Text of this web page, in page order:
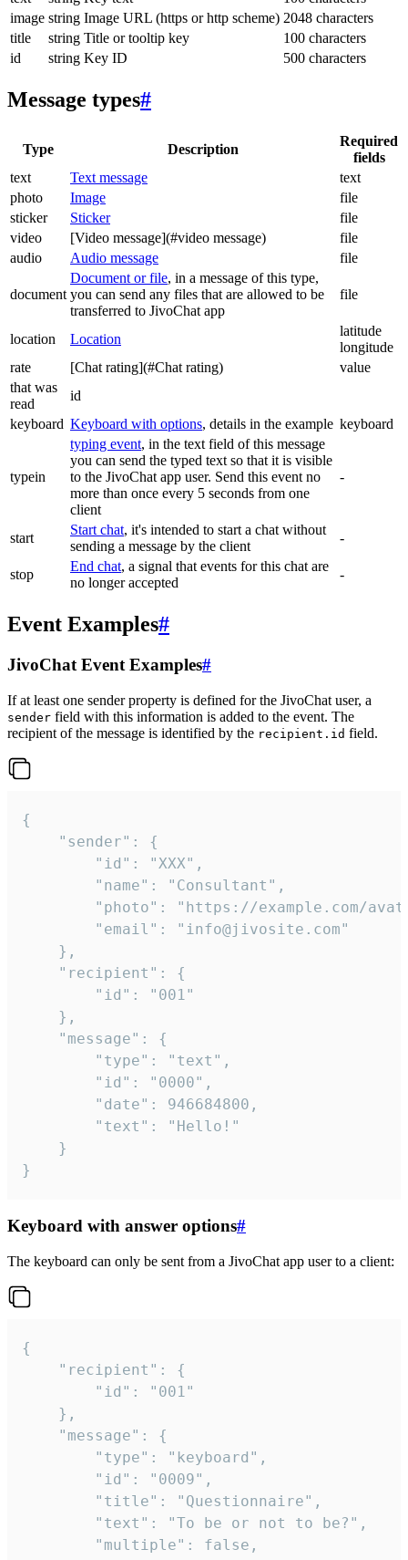
image string Image URL (https or http scheme) 2048 characters
title
string Title or tooltip key
100 characters
id
string Key ID 500 characters
Message types#
Type Description
Required
fields
text
Text message
text
photo
Image
file
sticker
Sticker
file
video
[Video message](#video message)
file
audio
Audio message file
document
Document or file, in a message of this type,
you can send any files that are allowed to be
transferred to JivoChat app
file
location Location
latitude
longitude
rate
[Chat rating](#Chat rating)
value
that was
read
id
keyboard Keyboard with options, details in the example keyboard
typein
typing event, in the text field of this message
you can send the typed text so that it is visible
to the JivoChat app user. Send this event no
more than once every 5 seconds from one
client
-
start
Start chat, it's intended to start a chat without
sending a message by the client
-
stop
End chat, a signal that events for this chat are
no longer accepted
-
Event Examples#
JivoChat Event Examples#
If at least one sender property is defined for the JivoChat user, a
sender field with this information is added to the event. The
recipient of the message is identified by the recipient.id field.
{
}
Keyboard with answer options#
The keyboard can only be sent from a JivoChat app user to a client:
{